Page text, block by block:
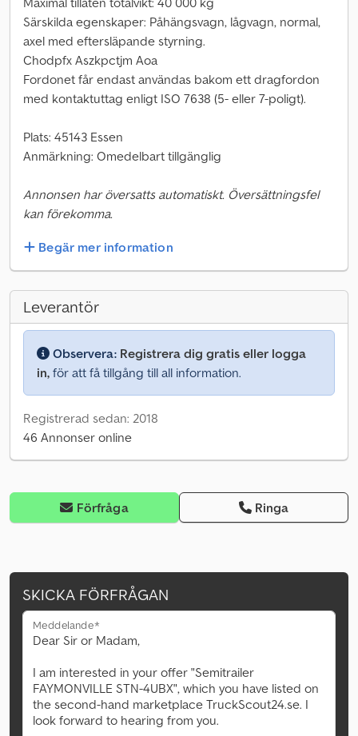
Särskilda egenskaper: Påhängsvagn, lågvagn, normal,
axel med eftersläpande styrning.
Chodpfx Aszkpctjm Aoa
Fordonet får endast användas bakom ett dragfordon
med kontaktuttag enligt ISO 7638 (5- eller 7-poligt).
Plats: 45143 Essen
Anmärkning: Omedelbart tillgänglig
Annonsen har översatts automatiskt. Översättningsfel
kan förekomma.
Begär mer information
Leverantör
Observera: Registrera dig gratis eller logga
in, för att få tillgång till all information.
Registrerad sedan: 2018
46 Annonser online
Förfråga Ringa
SKICKA FÖRFRÅGAN
Meddelande*